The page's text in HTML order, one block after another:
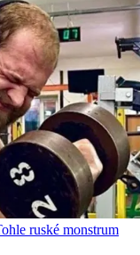
ruské monstrum